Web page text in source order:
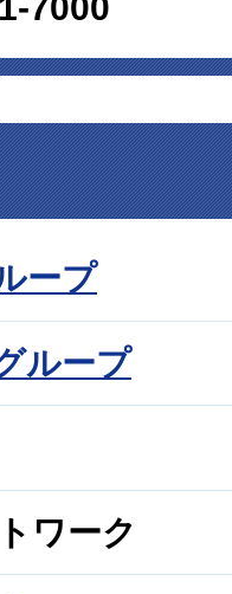
ープ
ループ
ワーク